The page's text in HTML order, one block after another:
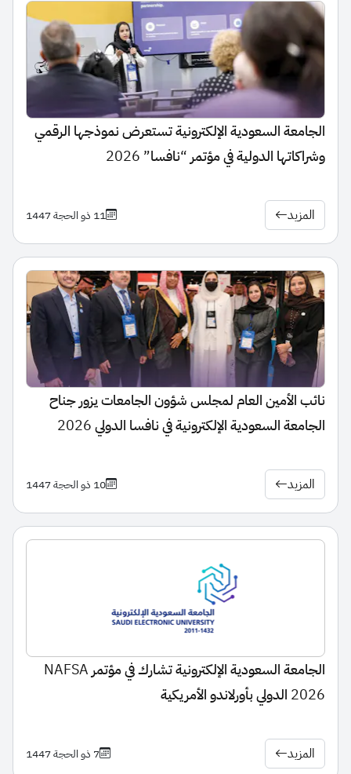
الجامعة السعودية الإلكترونية تستعرض نموذجها الرقمي
وشراكاتها الدولية في مؤتمر “نافسا” 2026
المزيد 11 ذو الحجة 1447
نائب الأمين العام لمجلس شؤون الجامعات يزور جناح
الجامعة السعودية الإلكترونية في نافسا الدولي 2026
المزيد 10 ذو الحجة 1447
الجامعة السعودية الإلكترونية تشارك في مؤتمر NAFSA
2026 الدولي بأورلاندو الأمريكية
المزيد 7 ذو الحجة 1447